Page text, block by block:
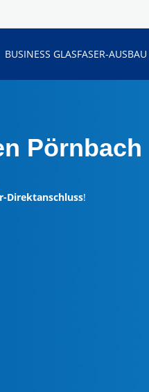
BUSINESS GLASFASER-AUSBAU
Pörnbach
Direktanschluss!